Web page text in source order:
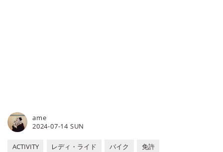
2024-07-14 SUN
ame
ACTIVITY レディ・ライド バイク
免許